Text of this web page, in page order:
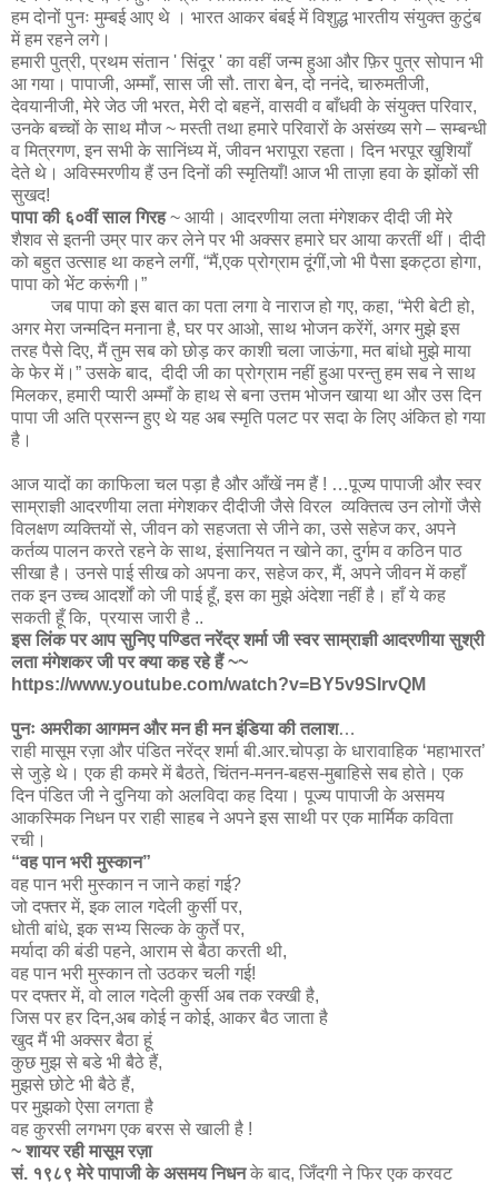
हम दोनों पुनः मुम्बई आए थे । भारत आकर बंबई में विशुद्ध भारतीय संयुक्त कुटुंब
में हम रहने लगे।
हमारी पुत्री, प्रथम संतान ' सिंदूर ' का वहीं जन्म हुआ और फ़िर पुत्र सोपान भी
आ गया। पापाजी, अम्माँ, सास जी सौ. तारा बेन, दो ननंदे, चारुमतीजी,
देवयानीजी, मेरे जेठ जी भरत, मेरी दो बहनें, वासवी व बाँधवी के संयुक्त परिवार,
उनके बच्चों के साथ मौज ~ मस्ती तथा हमारे परिवारों के असंख्य सगे – सम्बन्धी
व मित्रगण, इन सभी के सानिंध्य में, जीवन भरापूरा रहता। दिन भरपूर खुशियाँ
देते थे। अविस्मरणीय हैं उन दिनों की स्मृतियाँ! आज भी ताज़ा हवा के झोंकों सी
सुखद!
पापा की ६०वीं साल गिरह~ आयी। आदरणीया लता मंगेशकर दीदी जी मेरे
शैशव से इतनी उम्र पार कर लेने पर भी अक्सर हमारे घर आया करतीं थीं। दीदी
को बहुत उत्साह था कहने लगीं, “मैं,एक प्रोग्राम दूंगीं,जो भी पैसा इकट्ठा होगा,
पापा को भेंट करूंगी।”
जब पापा को इस बात का पता लगा वे नाराज हो गए, कहा, “मेरी बेटी हो,
अगर मेरा जन्मदिन मनाना है, घर पर आओ, साथ भोजन करेंगें, अगर मुझे इस
तरह पैसे दिए, मैं तुम सब को छोड़ कर काशी चला जाऊंगा, मत बांधो मुझे माया
के फेर में।” उसके बाद, दीदी जी का प्रोग्राम नहीं हुआ परन्तु हम सब ने साथ
मिलकर, हमारी प्यारी अम्माँ के हाथ से बना उत्तम भोजन खाया था और उस दिन
पापा जी अति प्रसन्न हुए थे यह अब स्मृति पलट पर सदा के लिए अंकित हो गया
है।
आज यादों का काफिला चल पड़ा है और आँखें नम हैं ! …पूज्य पापाजी और स्वर
साम्राज्ञी आदरणीया लता मंगेशकर दीदीजी जैसे विरल व्यक्तित्व उन लोगों जैसे
विलक्षण व्यक्तियों से, जीवन को सहजता से जीने का, उसे सहेज कर, अपने
कर्तव्य पालन करते रहने के साथ, इंसानियत न खोने का, दुर्गम व कठिन पाठ
सीखा है। उनसे पाई सीख को अपना कर, सहेज कर, मैं, अपने जीवन में कहाँ
तक इन उच्च आदर्शों को जी पाई हूँ, इस का मुझे अंदेशा नहीं है। हाँ ये कह
सकती हूँ कि, प्रयास जारी है ..
इस लिंक पर आप सुनिए पण्डित नरेंद्र शर्मा जी स्वर साम्राज्ञी आदरणीया सुश्री
लता मंगेशकर जी पर क्या कह रहे हैं ~~
https://www.youtube.com/watch?v=BY5v9SIrvQM
पुनः अमरीका आगमन और मन ही मन इंडिया की तलाश…
राही मासूम रज़ा और पंडित नरेंद्र शर्मा बी.आर.चोपड़ा के धारावाहिक ‘महाभारत’
से जुड़े थे। एक ही कमरे में बैठते, चिंतन-मनन-बहस-मुबाहिसे सब होते। एक
दिन पंडित जी ने दुनिया को अलविदा कह दिया। पूज्य पापाजी के असमय
आकस्मिक निधन पर राही साहब ने अपने इस साथी पर एक मार्मिक कविता
रची।
“वह पान भरी मुस्कान”
वह पान भरी मुस्कान न जाने कहां गई?
जो दफ्तर में, इक लाल गदेली कुर्सी पर,
धोती बांधे, इक सभ्य सिल्क के कुर्ते पर,
मर्यादा की बंडी पहने, आराम से बैठा करती थी,
वह पान भरी मुस्कान तो उठकर चली गई!
पर दफ्तर में, वो लाल गदेली कुर्सी अब तक रक्खी है,
जिस पर हर दिन,अब कोई न कोई, आकर बैठ जाता है
खुद मैं भी अक्सर बैठा हूं
कुछ मुझ से बडे भी बैठे हैं,
मुझसे छोटे भी बैठे हैं,
पर मुझको ऐसा लगता है
वह कुरसी लगभग एक बरस से खाली है !
~ शायर रही मासूम रज़ा
सं. १९८९ मेरे पापाजी के असमय निधनके बाद, जिँदगी ने फिर एक करवट